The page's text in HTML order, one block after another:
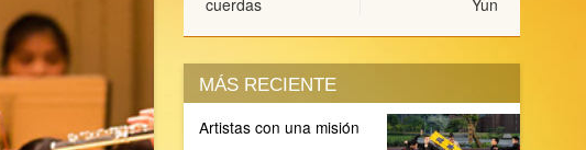
cuerdas
Yun
MÁS RECIENTE
Artistas con una misión